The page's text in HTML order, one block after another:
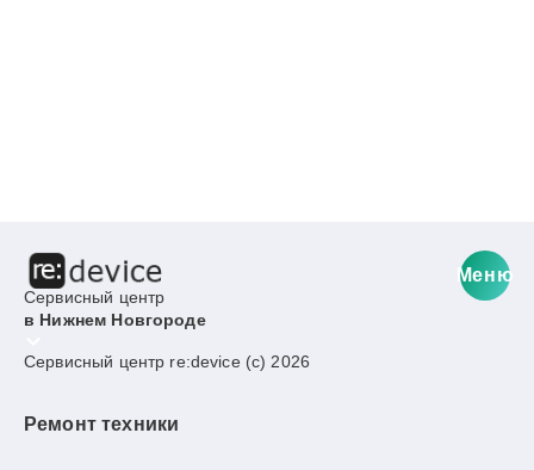
Сервисный центр
в Нижнем Новгороде
Меню
Сервисный центр re:device (c) 2026
Ремонт техники